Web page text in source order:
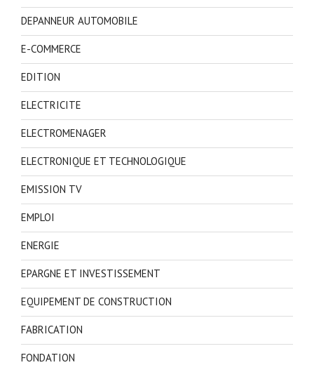
DEPANNEUR AUTOMOBILE
E-COMMERCE
EDITION
ELECTRICITE
ELECTROMENAGER
ELECTRONIQUE ET TECHNOLOGIQUE
EMISSION TV
EMPLOI
ENERGIE
EPARGNE ET INVESTISSEMENT
EQUIPEMENT DE CONSTRUCTION
FABRICATION
FONDATION